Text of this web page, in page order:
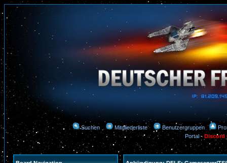
Suchen Mitgliederliste Benutzergruppen
Portal-Discord